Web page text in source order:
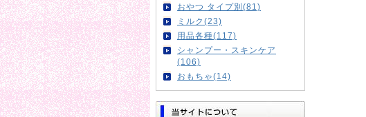
おやつ タイプ別(81)
ミルク(23)
用品各種(117)
シャンプー・スキンケア
(106)
おもちゃ(14)